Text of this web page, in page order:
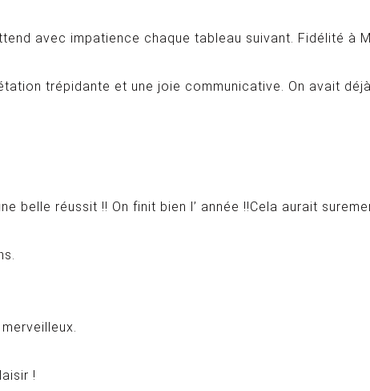
avec impatience chaque tableau suivant. Fidélité à
trépidante et une joie communicative. On avait
belle réussit !! On finit bien l’ année !!Cela aurait
!